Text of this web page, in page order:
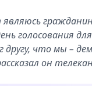
голосования
другу, что мы –
он